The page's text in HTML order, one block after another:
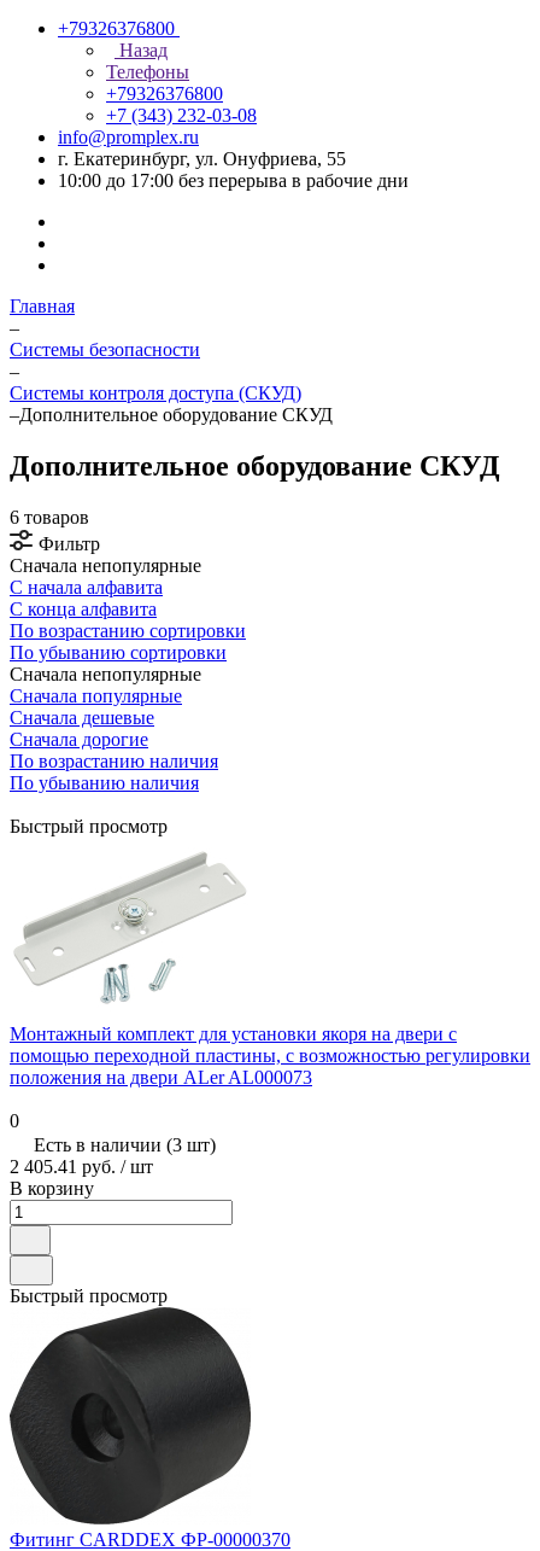
+79326376800
Назад
Телефоны
+79326376800
+7 (343) 232-03-08
info@promplex.ru
г. Екатеринбург, ул. Онуфриева, 55
10:00 до 17:00 без перерыва в рабочие дни
Главная
–
Системы безопасности
–
Системы контроля доступа (СКУД)
–Дополнительное оборудование СКУД
Дополнительное оборудование СКУД
6 товаров
Фильтр
Сначала непопулярные
С начала алфавита
С конца алфавита
По возрастанию сортировки
По убыванию сортировки
Сначала непопулярные
Сначала популярные
Сначала дешевые
Сначала дорогие
По возрастанию наличия
По убыванию наличия
Быстрый просмотр
Монтажный комплект для установки якоря на двери с
помощью переходной пластины, с возможностью регулировки
положения на двери ALer AL000073
0
Есть в наличии (3 шт)
2 405.41 руб. / шт
В корзину
Быстрый просмотр
Фитинг CARDDEX ФР-00000370